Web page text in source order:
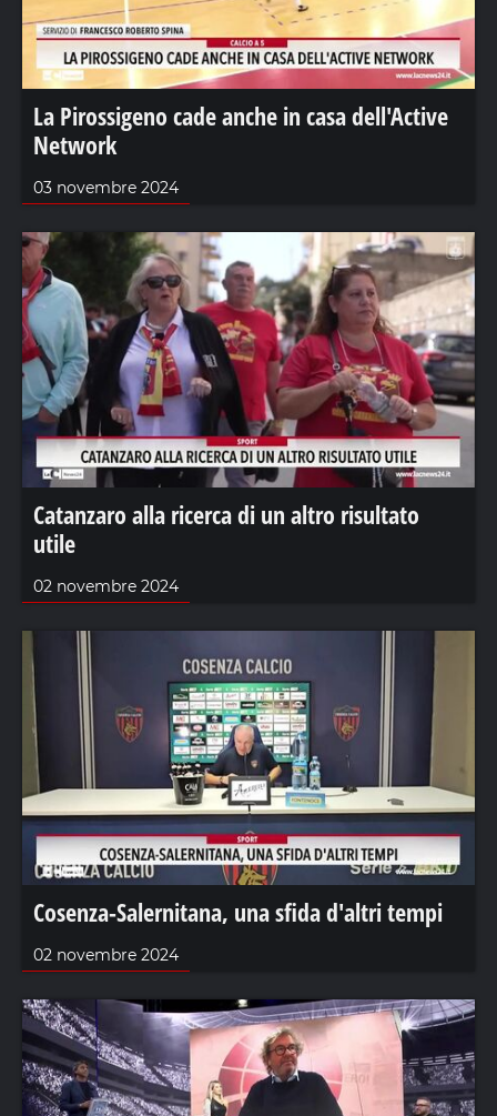
La Pirossigeno cade anche in casa dell'Active
Network
03 novembre 2024
Catanzaro alla ricerca di un altro risultato
utile
02 novembre 2024
Cosenza-Salernitana, una sfida d'altri tempi
02 novembre 2024